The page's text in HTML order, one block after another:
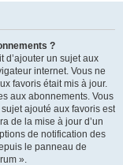
?
d’ajouter un sujet aux
internet. Vous ne
favoris était mis à jour.
aux abonnements. Vous
ajouté aux favoris est
de la mise à jour d’un
de notification des
le panneau de
».